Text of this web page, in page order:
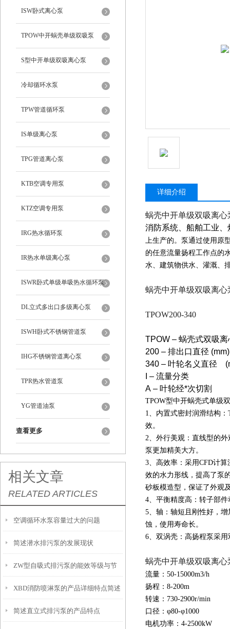
ISW卧式离心泵
TPOW中开蜗壳单级双吸泵
S型中开单级双吸离心泵
冷却循环水泵
TPW管道循环泵
IS单级离心泵
TPG管道离心泵
KTB空调专用泵
KTZ空调专用泵
IRG热水循环泵
IR热水单级离心泵
ISWR卧式单级单吸热水循环泵
DL立式多出口多级离心泵
ISWH卧式不锈钢管道泵
IHG不锈钢管道离心泵
TPR热水管道泵
YG管道油泵
查看更多
相关文章
RELATED ARTICLES
空调循环水泵容量过大的问题
简述潜水排污泵的发展现状
ZW型自吸式排污泵的能效等级与节
能运行策略
XBD消防喷淋泵的产品详细特点简述
简述直立式排污泵的产品特点
详细介绍
蜗壳中开单级双吸离心
消防系统、船舶工业
上生产的。泵通过使用原
的任意流量扬程工作点的
水、建筑物供水、灌溉、
蜗壳中开单级双吸离心
TPOW200-340
TPOW – 蜗壳式双吸
200 – 排出口直径 (mm)
340 – 叶轮名义直径
I – 流量分类
A – 叶轮经*次切割
TPOW型中开蜗壳式单级
1、内置式密封润滑结构：
效。
2、外行美观：直线型的
泵更加精美大方。
3、高效率：采用CFD计算
效的水力形线，提高了泵
砂板模造型，保证了外观
4、平衡精度高：转子部
5、轴：轴短且刚性好，
蚀，使用寿命长。
6、双涡壳：高扬程泵采
蜗壳中开单级双吸离心
流量：50-15000m3/h
扬程：8-200m
转速：730-2900r/min
口径：φ80-φ1000
电机功率：4-2500kW